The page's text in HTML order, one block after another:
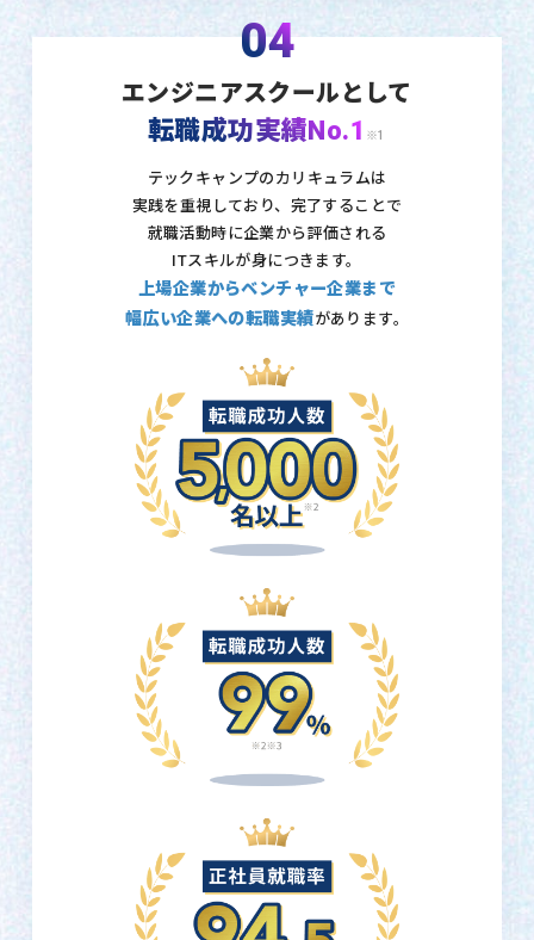
04
エンジニアスクールとして
転職成功実績No.1 ※1
テックキャンプのカリキュラムは
実践を重視しており、 完了することで
就職活動時に企業から評価される
ITスキルが身につきます。
上場企業からベンチャー企業まで
幅広い企業への転職実績があります。